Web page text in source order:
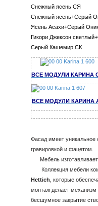
Снежный ясень СЯ
Снежный ясень+Серый
Ясень Асахи+Серый
Гикори Джексон
Серый Кашемир СК
ВСЕ МОДУЛИ КАРИНА
ВСЕ МОДУЛИ КАРИНА
Фасад имеет уникальное
гравировкой и фацетом.
Мебель
Коллекция мебели
Hettich , которые
монтаж делает
бесшумное закрытие